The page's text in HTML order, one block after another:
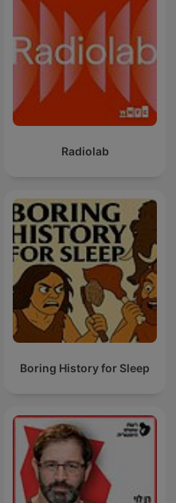
Radiolab
Boring History for Sleep